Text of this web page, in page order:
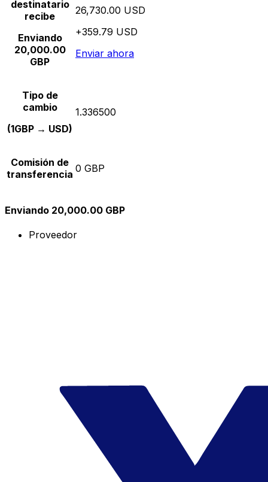
destinatario
recibe
Enviando
20,000.00
GBP
26,730.00 USD
+359.79 USD
Enviar ahora
Tipo de
cambio
(1GBP → USD)
1.336500
Comisión de
transferencia 0 GBP
Enviando 20,000.00 GBP
Proveedor